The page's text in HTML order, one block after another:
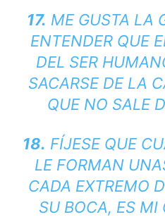
17. ME GUSTA LA
ENTENDER QUE
DEL SER
SACARSE DE LA
QUE NO SALE
18. FÍJESE QUE
LE FORMAN
CADA EXTREMO
SU BOCA, ES MI